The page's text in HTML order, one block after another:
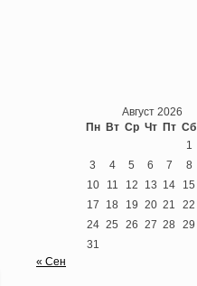
Август 2026
Пн Вт Ср Чт Пт Сб
1
3
4 5 6 7 8
10
11 12 13 14 15
17
18 19 20 21 22
24 25 26 27 28 29
31
« Сен